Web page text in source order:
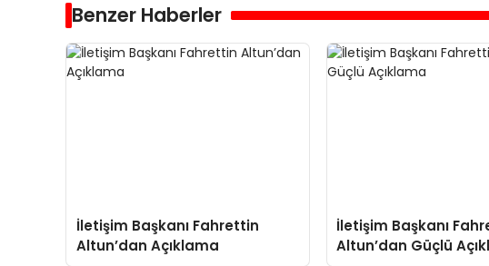
Benzer Haberler
İletişim Başkanı Fahrettin
Altun’dan Açıklama
İletişim Başkanı
Altun’dan Güçlü